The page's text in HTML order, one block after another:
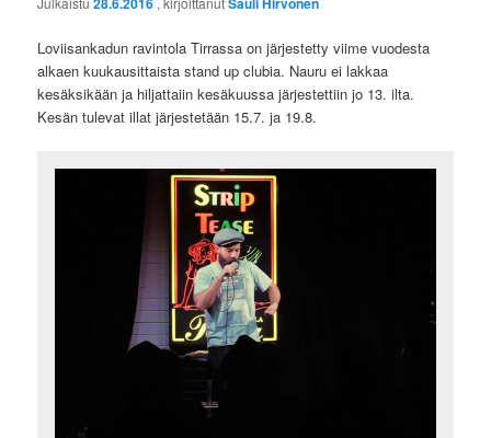
Loviisankadun ravintola Tirrassa on järjestetty viime vuodesta
alkaen kuukausittaista stand up clubia. Nauru ei lakkaa
kesäksikään ja hiljattaiin kesäkuussa järjestettiin jo 13. ilta.
Kesän tulevat illat järjestetään 15.7. ja 19.8.